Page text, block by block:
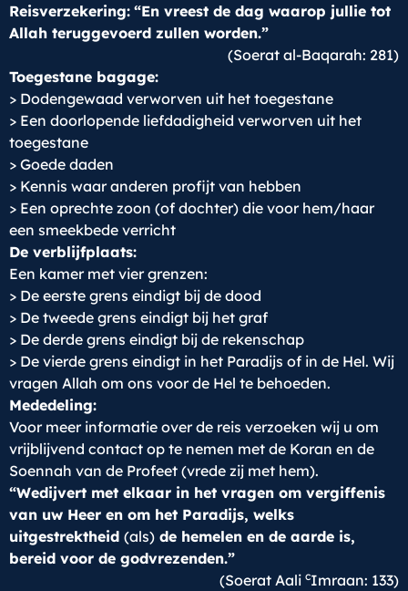
Reisverzekering: “En vreest de dag waarop jullie tot
Allah teruggevoerd zullen worden.”
(Soerat al-Baqarah: 281)
Toegestane bagage:
> Dodengewaad verworven uit het toegestane
> Een doorlopende liefdadigheid verworven uit het
toegestane
> Goede daden
> Kennis waar anderen profijt van hebben
> Een oprechte zoon (of dochter) die voor hem/haar
een smeekbede verricht
De verblijfplaats:
Een kamer met vier grenzen:
> De eerste grens eindigt bij de dood
> De tweede grens eindigt bij het graf
> De derde grens eindigt bij de rekenschap
> De vierde grens eindigt in het Paradijs of in de Hel. Wij
vragen Allah om ons voor de Hel te behoeden.
Mededeling:
Voor meer informatie over de reis verzoeken wij u om
vrijblijvend contact op te nemen met de Koran en de
Soennah van de Profeet (vrede zij met hem).
“Wedijvert met elkaar in het vragen om vergiffenis
van uw Heer en om het Paradijs, welks
uitgestrektheid (als) de hemelen en de aarde is,
bereid voor de godvrezenden.”
(Soerat Aali cImraan: 133)